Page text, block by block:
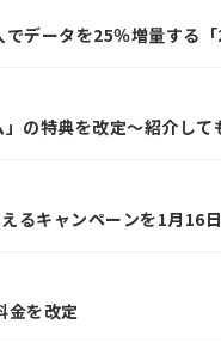
データを25％増量する
の特典を改定～紹介して
るキャンペーンを1月16
金を改定